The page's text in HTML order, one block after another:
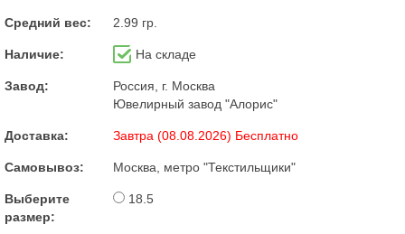
Средний вес: 2.99 гр.
Наличие: На складе
Завод:
Россия, г. Москва
Ювелирный завод "Алорис"
Доставка: Завтра (08.08.2026) Бесплатно
Самовывоз: Москва, метро "Текстильщики"
Выберите
размер:
18.5